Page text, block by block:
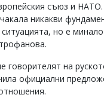
съюз и
никакви
но е
говорителят на
официални